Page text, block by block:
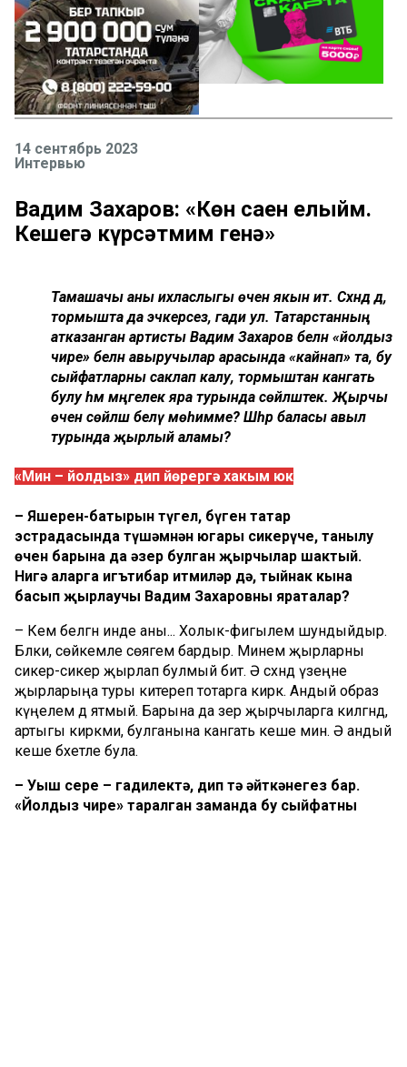
14 сентябрь 2023
Интервью
Вадим Захаров: «Көн саен елыйм.
Кешегә күрсәтмим генә»
Тамашачы аны ихласлыгы өчен якын итә. Сәхнәдә дә,
тормышта да эчкерсез, гади ул. Татарстанның
атказанган артисты Вадим Захаров белән «йолдыз
чире» белән авыручылар арасында «кайнап» та, бу
сыйфатларны саклап калу, тормыштан канәгать
булу һәм мәңгелек яра турында сөйләштек. Җырчы
өчен сөйләшә белү мөһимме? Шәһәр баласы авыл
турында җырлый аламы?
«Мин – йолдыз» дип йөрергә хакым юк
– Яшерен-батырын түгел, бүген татар
эстрадасында түшәмнән югары сикерүче, танылу
өчен барына да әзер булган җырчылар шактый.
Нигә аларга игътибар итмиләр дә, тыйнак кына
басып җырлаучы Вадим Захаровны яраталар?
– Кем белгән инде аны... Холык-фигылем шундыйдыр.
Бәлки, сөйкемле сөягем бардыр. Минем җырларны
сикерә-сикерә җырлап булмый бит. Ә сәхнәдә үзеңне
җырларыңа туры китереп тотарга кирәк. Андый образ
күңелемә дә ятмый. Барына да әзер җырчыларга килгәндә,
артыгы кирәкми, булганына канәгать кеше мин. Ә андый
кеше бәхетле була.
– Уңыш сере – гадилектә, дип тә әйткәнегез бар.
«Йолдыз чире» таралган заманда бу сыйфатны